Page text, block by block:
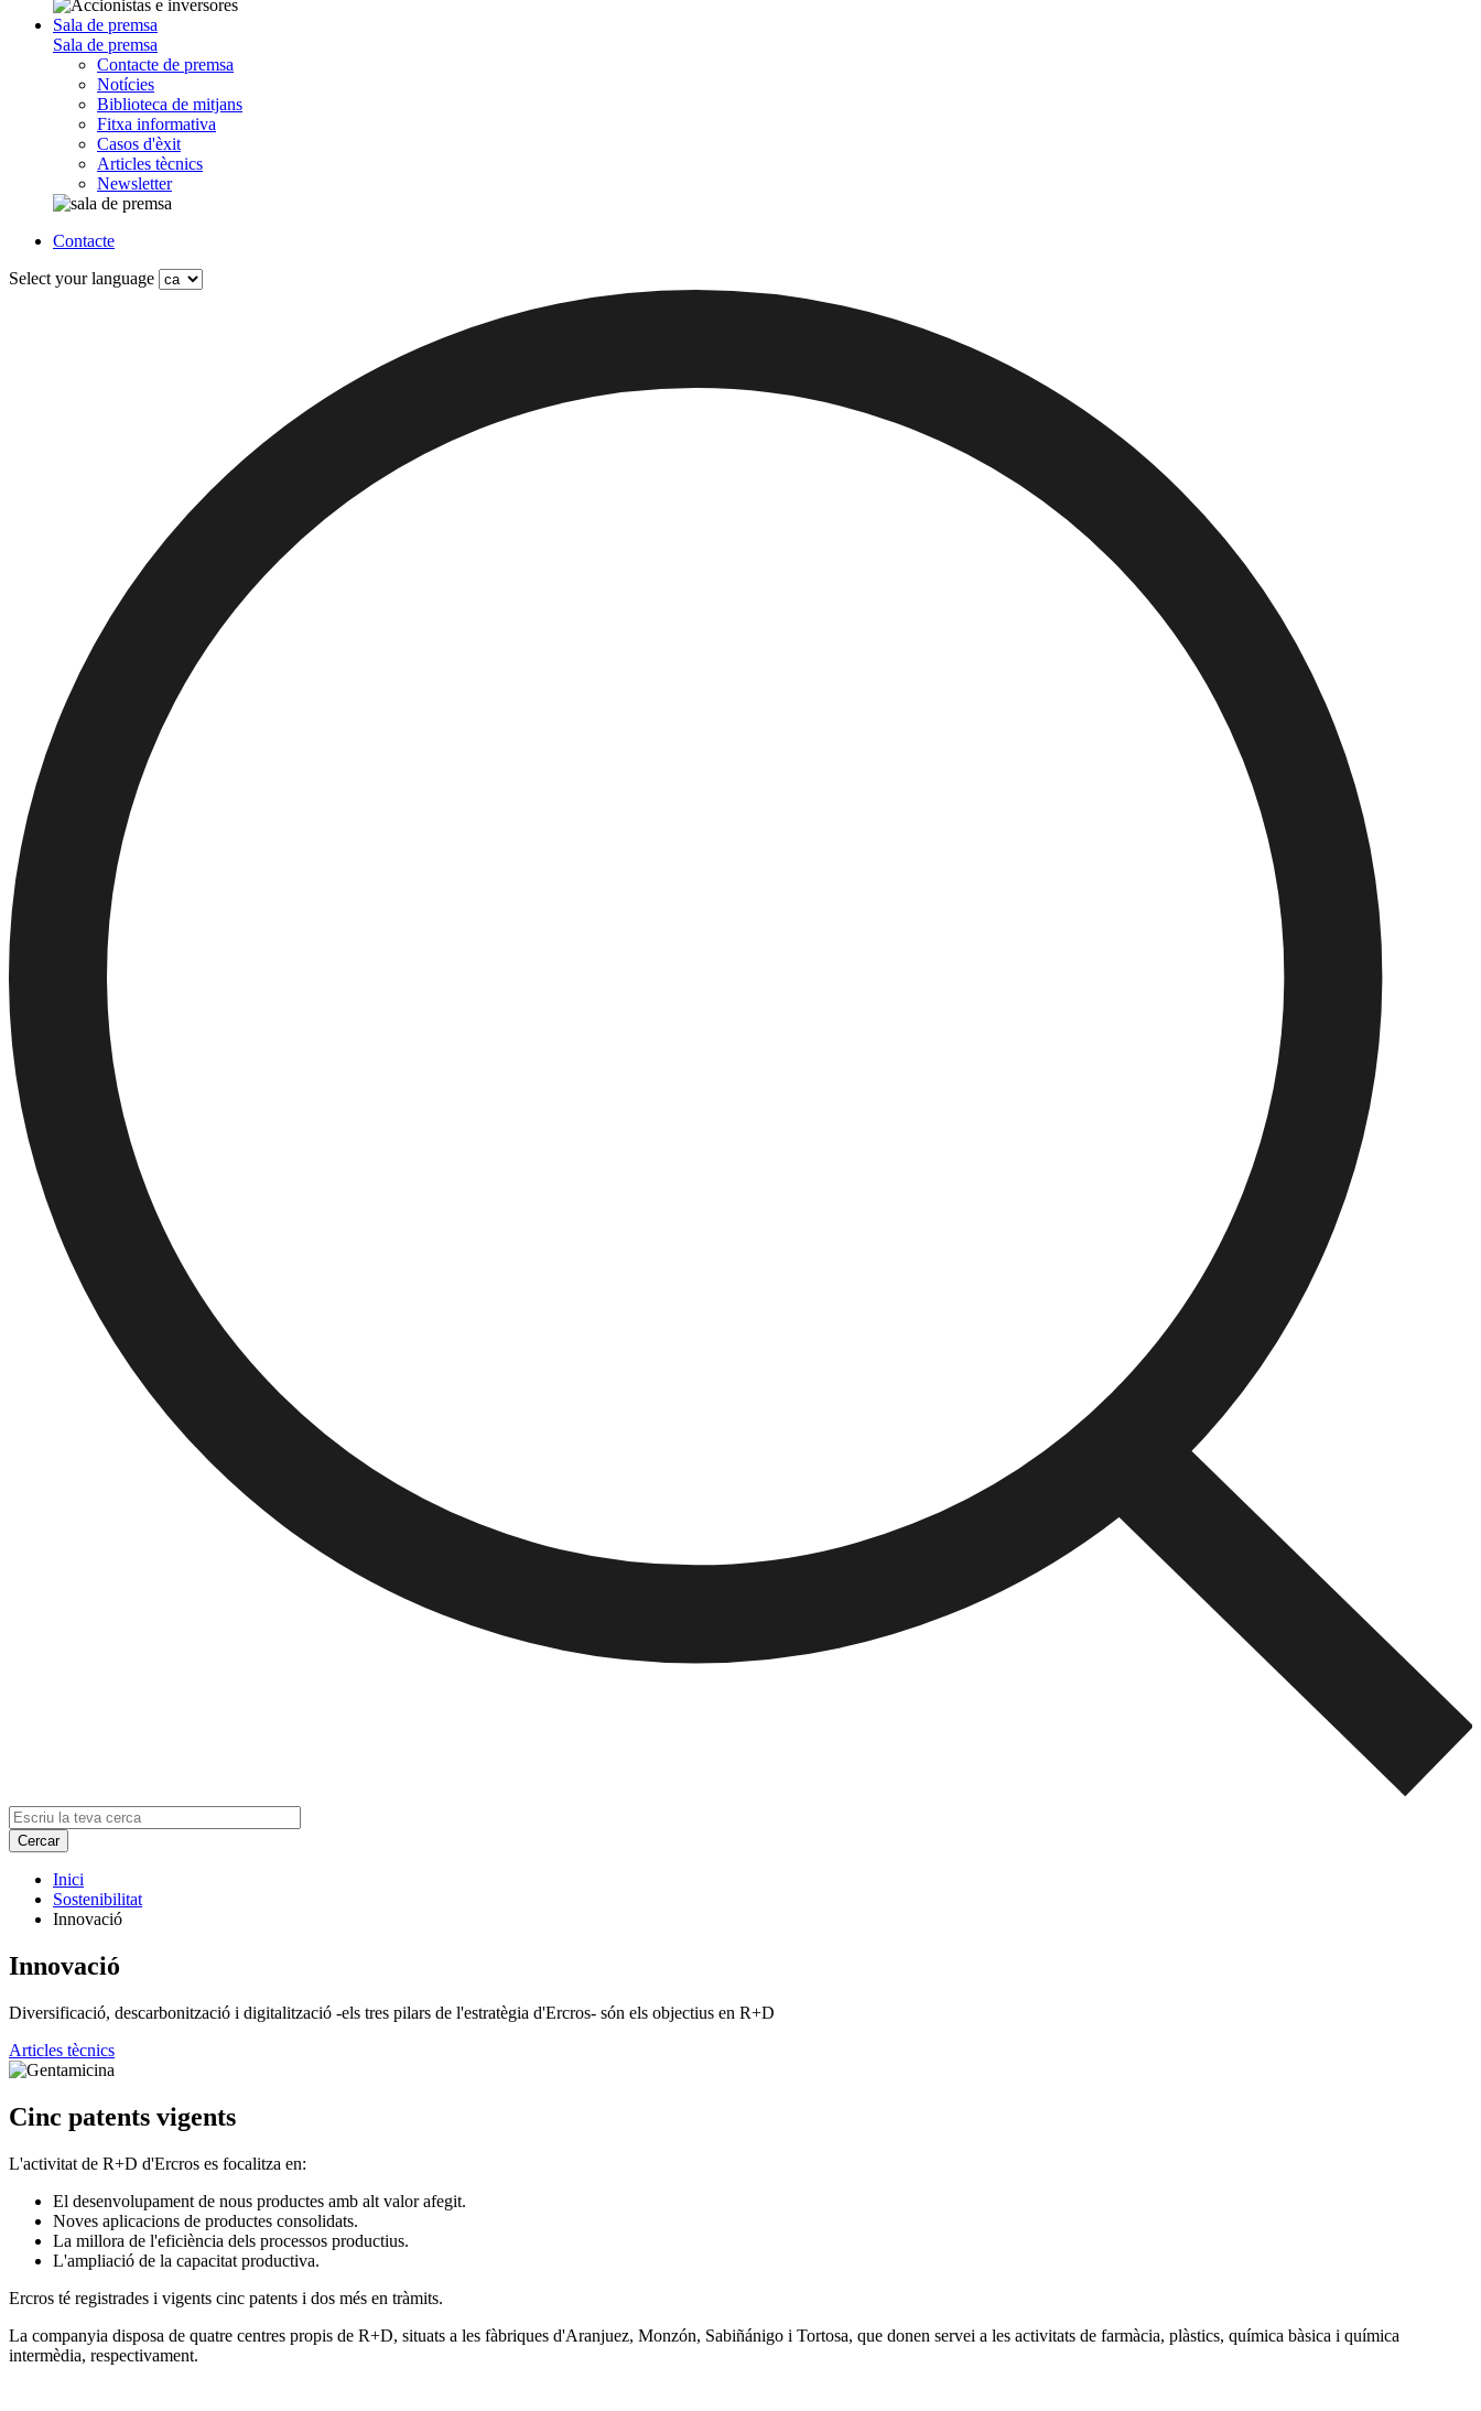
Sala de premsa
Sala de premsa
Contacte de premsa
Notícies
Biblioteca de mitjans
Fitxa informativa
Casos d'èxit
Articles tècnics
Newsletter
Contacte
Select your language
Inici
Sostenibilitat
Innovació
Innovació
Diversificació, descarbonització i digitalització -els tres pilars de l'estratègia d'Ercros- són els objectius en R+D
Articles tècnics
Cinc patents vigents
L'activitat de R+D d'Ercros es focalitza en:
El desenvolupament de nous productes amb alt valor afegit.
Noves aplicacions de productes consolidats.
La millora de l'eficiència dels processos productius.
L'ampliació de la capacitat productiva.
Ercros té registrades i vigents cinc patents i dos més en tràmits.
La companyia disposa de quatre centres propis de R+D, situats a les fàbriques d'Aranjuez, Monzón, Sabiñánigo i Tortosa, que donen servei a les activitats de farmàcia, plàstics, química bàsica i química
intermèdia, respectivament.